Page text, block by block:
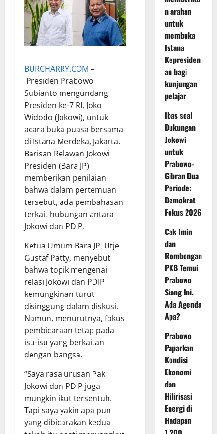
BURCHARRY.COM –
Presiden Prabowo
Subianto mengundang
Presiden ke-7 RI, Joko
Widodo (Jokowi), untuk
acara buka puasa bersama
di Istana Merdeka, Jakarta.
Barisan Relawan Jokowi
Presiden (Bara JP)
memberikan penilaian
bahwa dalam pertemuan
tersebut, ada pembahasan
terkait hubungan antara
Jokowi dan PDIP.
Ketua Umum Bara JP, Utje
Gustaf Patty, menyebut
bahwa topik mengenai
relasi Jokowi dan PDIP
kemungkinan turut
disinggung dalam diskusi.
Namun, menurutnya, fokus
pembicaraan tetap pada
isu-isu yang berkaitan
dengan bangsa.
“Saya rasa urusan Pak
Jokowi dan PDIP juga
mungkin ikut tersentuh.
Tapi saya yakin apa pun
yang dibicarakan kedua
n arahan
untuk
membuka
Istana
Kepresiden
an bagi
kunjungan
pelajar
Ibas soal
Dukungan
Jokowi
untuk
Prabowo-
Gibran Dua
Periode:
Demokrat
Fokus 2026
Cak Imin
dan
Rombongan
PKB Temui
Prabowo
Siang Ini,
Ada Agenda
Apa?
Prabowo
Paparkan
Kondisi
Ekonomi
dan
Hilirisasi
Energi di
Hadapan